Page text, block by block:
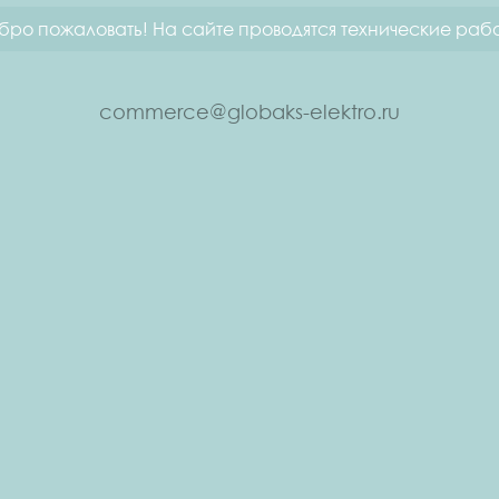
пожаловать! На сайте проводятся технические
commerce@globaks-elektro.ru